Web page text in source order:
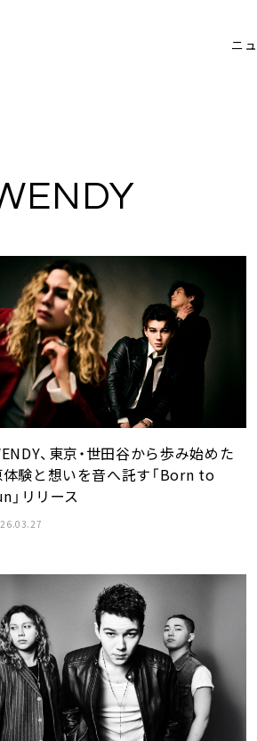
ニ
、東京・世田谷から歩み始めた
体験と想いを音へ託す「Born to
」リリース